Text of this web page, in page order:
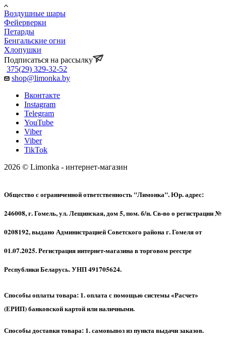
Воздушные шары
Фейерверки
Петарды
Бенгальские огни
Хлопушки
Подписаться на рассылку
375(29) 329-32-52
shop@limonka.by
Вконтакте
Instagram
Telegram
YouTube
Viber
Viber
TikTok
2026 © Limonka - интернет-магазин
Общество с ограниченной ответственность "Лимонка". Юр. адрес:
246008, г. Гомель, ул. Лещинская, дом 5, пом. б/н. Св-во о регистрации №
0208192, выдано Администрацией Советского района г. Гомеля от
01.07.2025. Регистрация интернет-магазина в торговом реестре
Республики Беларусь. УНП 491705624.
Способы оплаты товара: 1. оплата с помощью системы «Расчет»
(ЕРИП) банковской картой или наличными.
Способы доставки товара: 1. самовывоз из пункта выдачи заказов.